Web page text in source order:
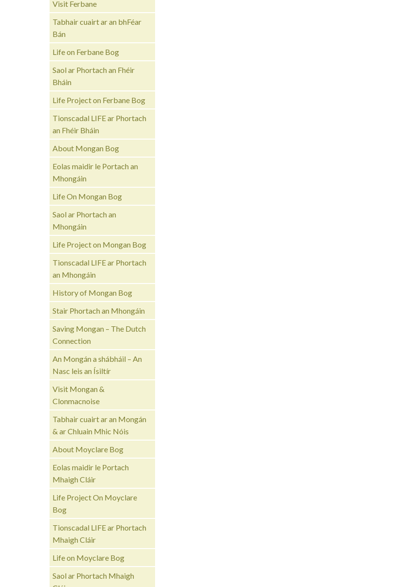
Visit Ferbane
Tabhair cuairt ar an bhFéar
Bán
Life on Ferbane Bog
Saol ar Phortach an Fhéir
Bháin
Life Project on Ferbane Bog
Tionscadal LIFE ar Phortach
an Fhéir Bháin
About Mongan Bog
Eolas maidir le Portach an
Mhongáin
Life On Mongan Bog
Saol ar Phortach an
Mhongáin
Life Project on Mongan Bog
Tionscadal LIFE ar Phortach
an Mhongáin
History of Mongan Bog
Stair Phortach an Mhongáin
Saving Mongan – The Dutch
Connection
An Mongán a shábháil – An
Nasc leis an Ísiltír
Visit Mongan &
Clonmacnoise
Tabhair cuairt ar an Mongán
& ar Chluain Mhic Nóis
About Moyclare Bog
Eolas maidir le Portach
Mhaigh Cláir
Life Project On Moyclare
Bog
Tionscadal LIFE ar Phortach
Mhaigh Cláir
Life on Moyclare Bog
Saol ar Phortach Mhaigh